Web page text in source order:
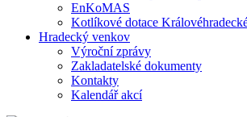
EnKoMAS
Kotlíkové dotace
Hradecký venkov
Výroční zprávy
Zakladatelské dokumenty
Kontakty
Kalendář akcí